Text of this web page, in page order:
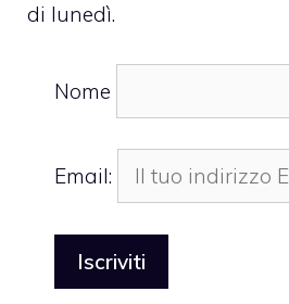
di lunedì.
Nome
Email: